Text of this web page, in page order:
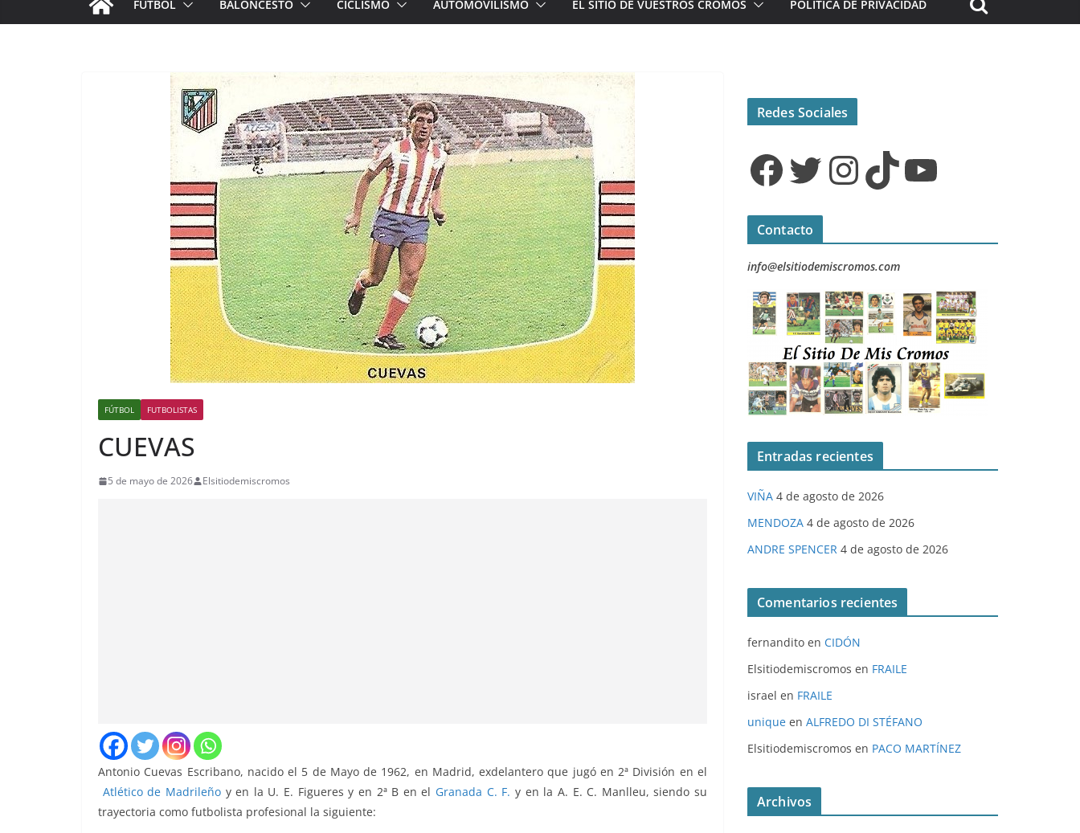
FÚTBOL BALONCESTO CICLISMO AUTOMOVILISMO EL SITIO DE VUESTROS CROMOS POLÍTICA DE PRIVACIDAD
FÚTBOL FUTBOLISTAS
CUEVAS
5 de mayo de 2026 Elsitiodemiscromos
Antonio Cuevas Escribano, nacido el 5 de Mayo de 1962, en Madrid, exdelantero que jugó en 2ª División en el
Atlético de Madrileñoy en la U. E. Figueres y en 2ª B en el Granada C. F. y en la A. E. C. Manlleu, siendo su
trayectoria como futbolista profesional la siguiente:
Redes Sociales
Facebook Twitter InstagramTikTok YouTube
Contacto
info@elsitiodemiscromos.com
Entradas recientes
VIÑA 4 de agosto de 2026
MENDOZA 4 de agosto de 2026
ANDRE SPENCER 4 de agosto de 2026
Comentarios recientes
fernandito en CIDÓN
Elsitiodemiscromos en FRAILE
israel en FRAILE
unique en ALFREDO DI STÉFANO
Elsitiodemiscromos en PACO MARTÍNEZ
Archivos